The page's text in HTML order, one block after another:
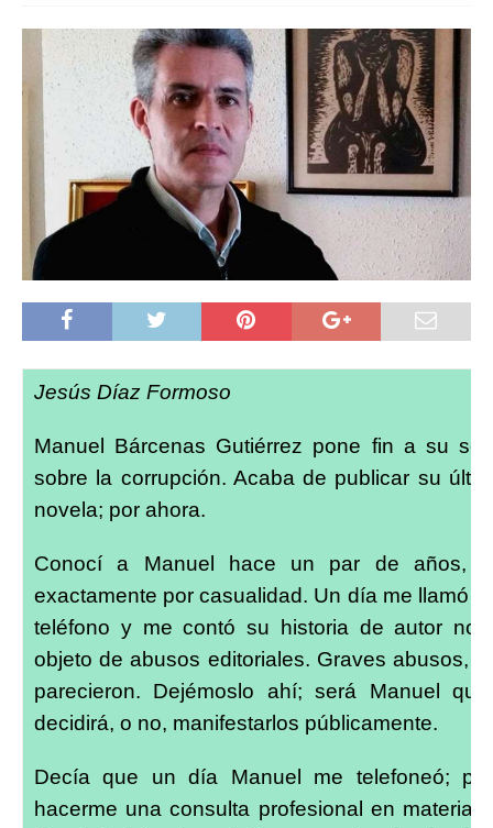
Jesús Díaz Formoso
Manuel Bárcenas Gutiérrez pone fin a su
sobre la corrupción. Acaba de publicar su
novela; por ahora.
Conocí a Manuel hace un par de años,
exactamente por casualidad. Un día me llamó
teléfono y me contó su historia de autor
objeto de abusos editoriales. Graves abusos,
parecieron. Dejémoslo ahí; será Manuel
decidirá, o no, manifestarlos públicamente.
Decía que un día Manuel me telefoneó;
hacerme una consulta profesional en materia